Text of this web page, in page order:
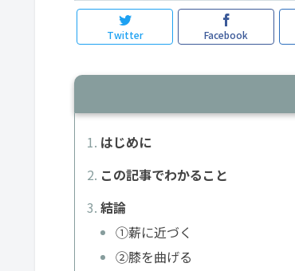
Twitter Facebook
はじめに
この記事でわかること
結論
①薪に近づく
②膝を曲げる